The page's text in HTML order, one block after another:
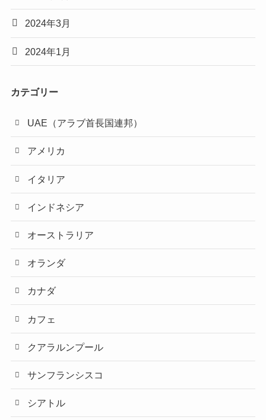
2024年3月
2024年1月
カテゴリー
UAE（アラブ首長国連邦）
アメリカ
イタリア
インドネシア
オーストラリア
オランダ
カナダ
カフェ
クアラルンプール
サンフランシスコ
シアトル